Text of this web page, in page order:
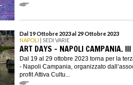
Dal 19 Ottobre 2023 al 29 Ottobre 2023
NAPOLI | SEDI VARIE
ART DAYS - NAPOLI CAMPANIA. III
Dal 19 al 29 ottobre 2023 torna per la
- Napoli Campania, organizzato
profit Attiva Cultu...